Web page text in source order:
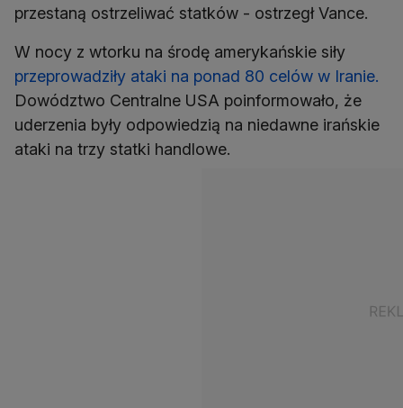
przestaną ostrzeliwać statków - ostrzegł Vance.
W nocy z wtorku na środę amerykańskie siły
przeprowadziły ataki na ponad 80 celów w Iranie.
Dowództwo Centralne USA poinformowało, że
uderzenia były odpowiedzią na niedawne irańskie
ataki na trzy statki handlowe.